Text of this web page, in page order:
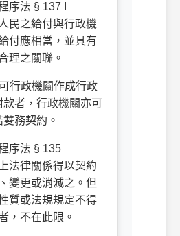
序法 § 137 I
民之給付與行政機
付應相當，並具有
理之關聯。
行政機關作成行政
款者，行政機關亦可
務契約。
序法 § 135
法律關係得以契約
變更或消滅之。但
質或法規規定不得
，不在此限。